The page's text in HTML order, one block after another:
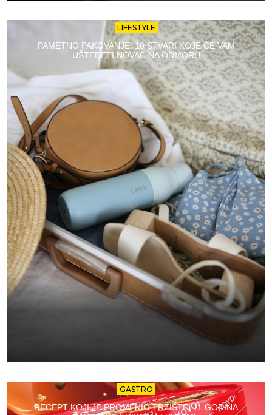
LIFESTYLE
PAMETNO PAKOVANJE: 10 STVARI KOJE ĆE VAM
UŠTEDETI NOVAC NA ODMORU
GASTRO
RECEPT KOJI JE PROMENIO TRŽIŠTE: 11 GODINA